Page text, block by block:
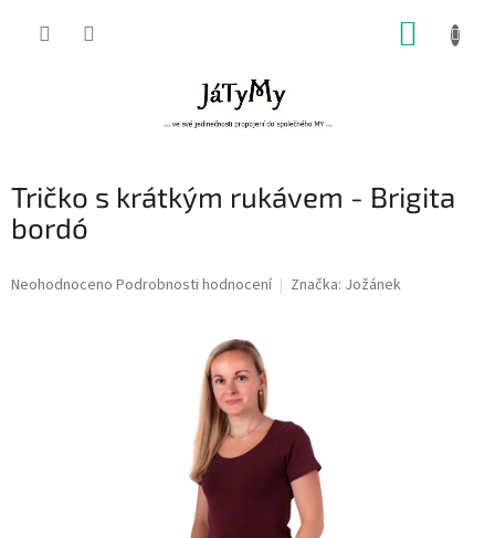
Tričko s krátkým rukávem - Brigita
bordó
Průměrné
Neohodnoceno Podrobnosti hodnocení Značka: Jožánek